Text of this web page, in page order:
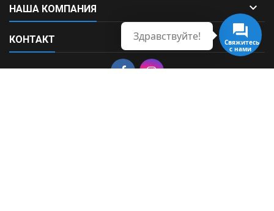
НАША КОМПАНИЯ 
КОНТАКТ 
Свяжитесь
с нами
Здравствуйте!